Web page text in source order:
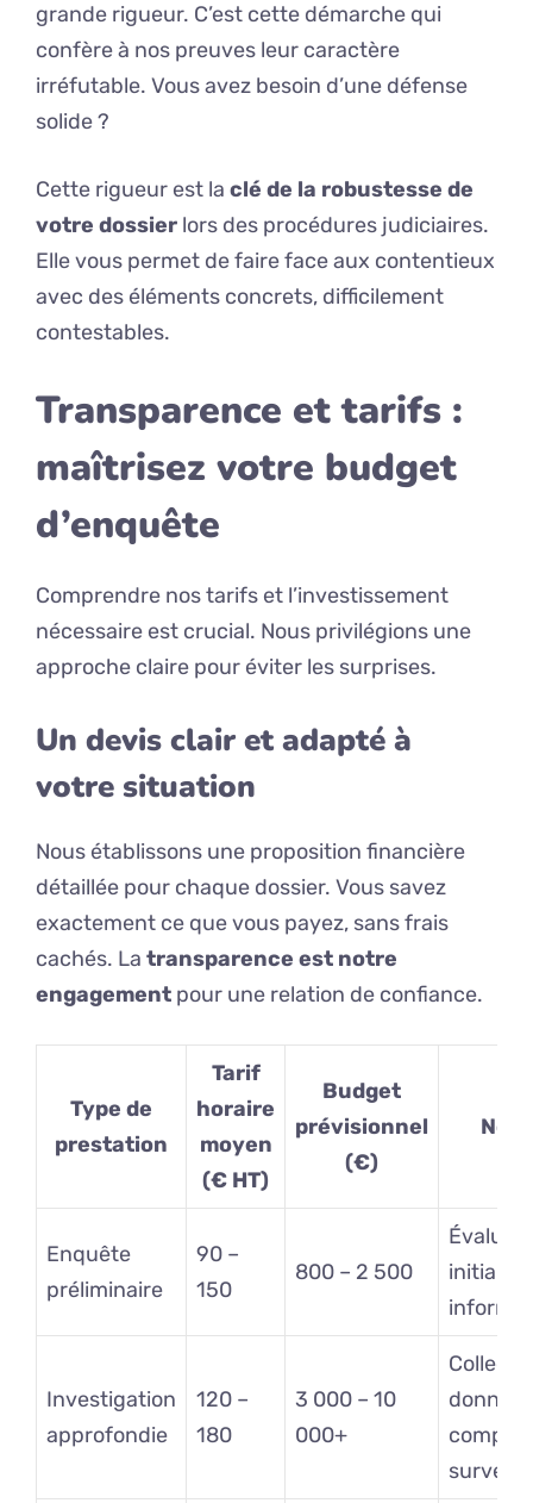
grande rigueur. C’est cette démarche qui
confère à nos preuves leur caractère
irréfutable. Vous avez besoin d’une défense
solide ?
Cette rigueur est la clé de la robustesse de
votre dossier lors des procédures judiciaires.
Elle vous permet de faire face aux contentieux
avec des éléments concrets, difficilement
contestables.
Transparence et tarifs :
maîtrisez votre budget
d’enquête
Comprendre nos tarifs et l’investissement
nécessaire est crucial. Nous privilégions une
approche claire pour éviter les surprises.
Un devis clair et adapté à
votre situation
Nous établissons une proposition financière
détaillée pour chaque dossier. Vous savez
exactement ce que vous payez, sans frais
cachés. La transparence est notre
engagement pour une relation de confiance.
Type de
prestation
Tarif
horaire
moyen
(€ HT)
Budget
prévisionnel
(€)
Enquête
préliminaire
90 –
150
800 – 2 500
initiale
Investigation
approfondie
120 –
180
3 000 – 10
000+
Collecte
données